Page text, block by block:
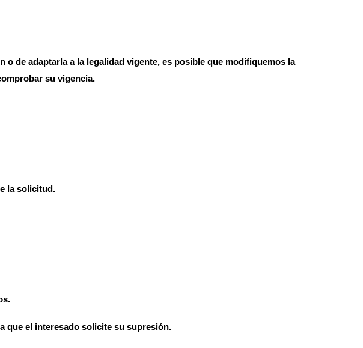
de adaptarla a la legalidad vigente, es posible que modifiquemos la
su vigencia.
la solicitud.
que el interesado solicite su supresión.